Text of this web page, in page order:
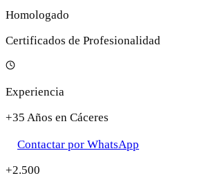
Homologado
Certificados de Profesionalidad
Experiencia
+35 Años en Cáceres
Contactar por WhatsApp
+2.500